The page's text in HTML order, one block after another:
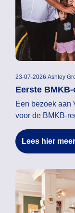
23-07-2026 Ashley
Eerste
Een bezoek aan
voor de BMKB-
Lees hier meer